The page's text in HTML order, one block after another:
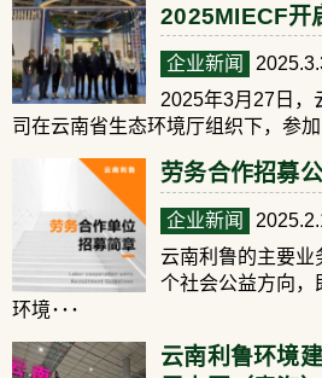
2025MIECF开
企业新闻
2025年3月27日，
司在云南省生态环境厅组织下，参加
劳务合作招募
企业新闻
云南利鲁的主要业
个社会公益方向，
环境･･･
云南利鲁环境